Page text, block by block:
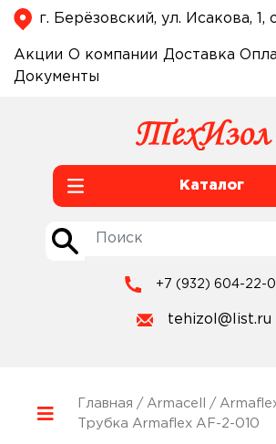
г. Берёзовский, ул. Исакова, 1,
Акции О компании Доставка
Документы
Каталог
+7 (932) 604-22-
tehizol@list.ru
Главная / Armacell /
Трубка Armaflex AF-2-010